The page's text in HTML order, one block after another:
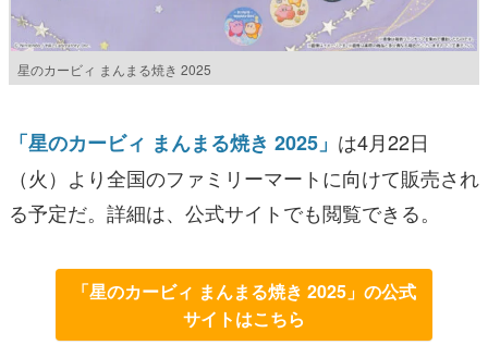
星のカービィ まんまる焼き 2025
「星のカービィ まんまる焼き 2025」 は4月22日
（火）より全国のファミリーマートに向けて販売され
る予定だ。詳細は、公式サイトでも閲覧できる。
「星のカービィ まんまる焼き 2025」の公式
サイトはこちら